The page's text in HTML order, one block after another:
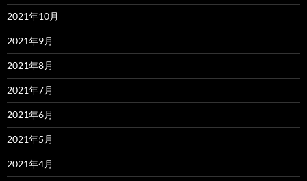
2021年10月
2021年9月
2021年8月
2021年7月
2021年6月
2021年5月
2021年4月